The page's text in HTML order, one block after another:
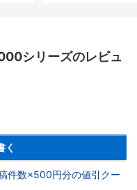
シリーズのレビュ
く
件数×500円分の値引クー